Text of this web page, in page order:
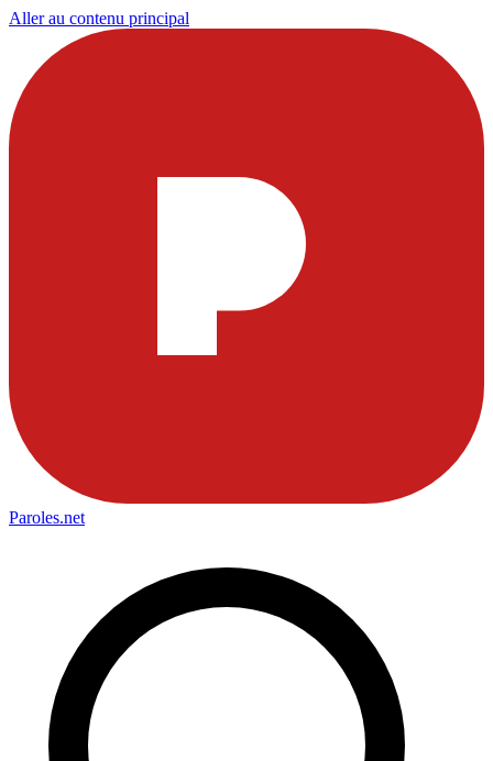
Aller au contenu principal
Paroles.net